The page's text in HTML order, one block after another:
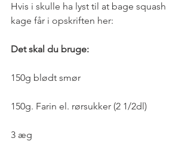
Hvis i skulle ha lyst til at bage squash
kage får i opskriften her:
Det skal du bruge:
150g blødt smør
150g. Farin el. rørsukker (2 1/2dl)
3 æg